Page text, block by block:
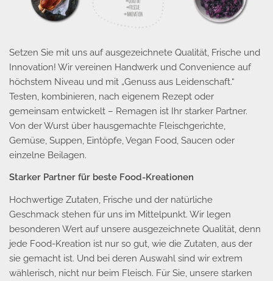
Setzen Sie mit uns auf ausgezeichnete Qualität, Frische und
Innovation! Wir vereinen Handwerk und Convenience auf
höchstem Niveau und mit „Genuss aus Leidenschaft.“
Testen, kombinieren, nach eigenem Rezept oder
gemeinsam entwickelt – Remagen ist Ihr starker Partner.
Von der Wurst über hausgemachte Fleischgerichte,
Gemüse, Suppen, Eintöpfe, Vegan Food, Saucen oder
einzelne Beilagen.
Starker Partner für beste Food-Kreationen
Hochwertige Zutaten, Frische und der natürliche
Geschmack stehen für uns im Mittelpunkt. Wir legen
besonderen Wert auf unsere ausgezeichnete Qualität, denn
jede Food-Kreation ist nur so gut, wie die Zutaten, aus der
sie gemacht ist. Und bei deren Auswahl sind wir extrem
wählerisch, nicht nur beim Fleisch. Für Sie, unsere starken